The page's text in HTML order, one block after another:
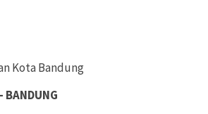
Kota Bandung
BANDUNG